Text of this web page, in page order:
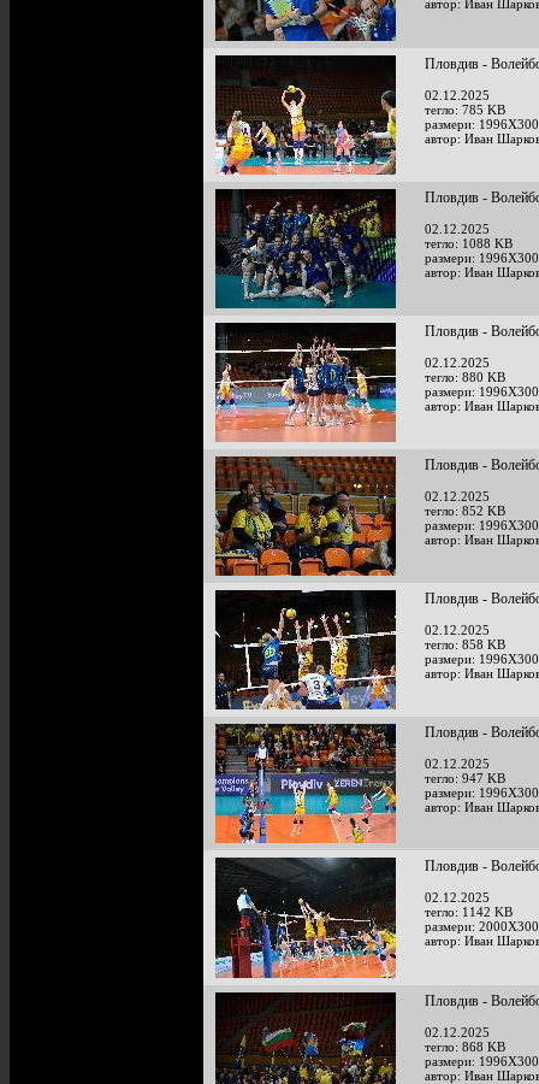
автор: Иван
Пловдив -
02.12.2025
тегло: 785 KB
размери:
автор: Иван
Пловдив -
02.12.2025
тегло: 1088 KB
размери:
автор: Иван
Пловдив -
02.12.2025
тегло: 880 KB
размери:
автор: Иван
Пловдив -
02.12.2025
тегло: 852 KB
размери:
автор: Иван
Пловдив -
02.12.2025
тегло: 858 KB
размери:
автор: Иван
Пловдив -
02.12.2025
тегло: 947 KB
размери:
автор: Иван
Пловдив -
02.12.2025
тегло: 1142 KB
размери:
автор: Иван
Пловдив -
02.12.2025
тегло: 868 KB
размери:
автор: Иван